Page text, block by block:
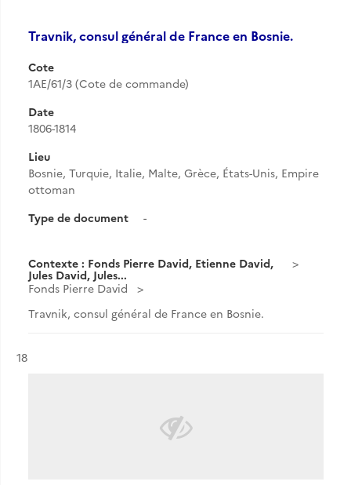
Travnik, consul général de France en Bosnie.
Cote
1AE/61/3 (Cote de commande)
Date
1806-1814
Lieu
Bosnie, Turquie, Italie, Malte, Grèce, États-Unis, Empire
ottoman
Type de document
-
Contexte : Fonds Pierre David, Etienne David,
Jules David, Jules...
Fonds Pierre David
Travnik, consul général de France en Bosnie.
Résultat n°
18